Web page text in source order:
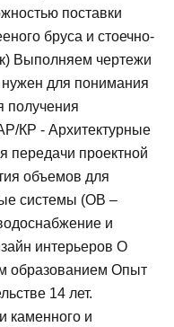
поставки
бруса и стоечно-
Выполняем чертежи
для понимания
получения
КР - Архитектурные
передачи проектной
объемов для
системы (ОВ –
и
интерьеров О
образованием Опыт
14 лет.
каменного и